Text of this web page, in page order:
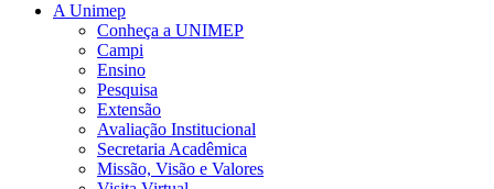
A Unimep
Conheça a UNIMEP
Campi
Ensino
Pesquisa
Extensão
Avaliação Institucional
Secretaria Acadêmica
Missão, Visão e Valores